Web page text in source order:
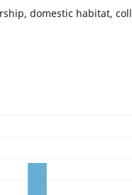
domestic habitat,